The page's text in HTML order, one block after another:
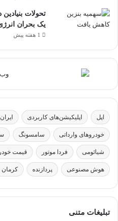
تحولات
یک بحران
1 هفته پیش
اپل اپلیکیشن‌های کاربردی
خودروهای وارداتی سامسونگ
شیائومی فردا موتور قیمت
هوش مصنوعی پردازنده کرمان
تبلیغات متنی